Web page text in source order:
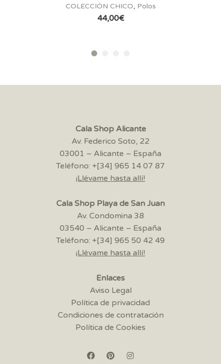
COLECCIÓN CHICO
Cala Shop Alicante
Av. Federico Soto, 22
03001 – Alicante – España
Teléfono: +[34] 965 14 07 87
¡Llévame hasta allí!
Cala Shop Playa de San Juan
Av. Condomina 38
03540 – Alicante – España
Teléfono: +[34] 965 50 42 49
¡Llévame hasta allí!
Enlaces
Aviso Legal
Política de privacidad
Condiciones de contratación
Política de Cookies